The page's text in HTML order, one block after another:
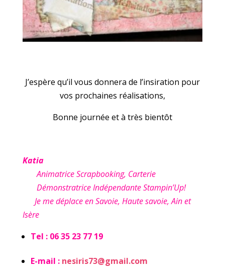
J’espère qu’il vous donnera de l’insiration pour
vos prochaines réalisations,
Bonne journée et à très bientôt
Katia
Animatrice Scrapbooking, Carterie
Démonstratrice Indépendante Stampin’Up!
Je me déplace en Savoie, Haute savoie, Ain et
Isère
Tel : 06 35 23 77 19
E-mail : nesiris73@gmail.com